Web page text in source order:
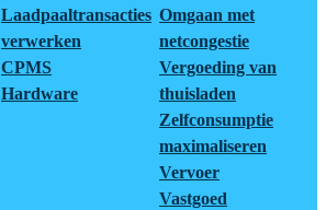
Laadpaaltransacties
verwerken
CPMS
Hardware
Omgaan met
netcongestie
Vergoeding van
thuisladen
Zelfconsumptie
maximaliseren
Vervoer
Vastgoed